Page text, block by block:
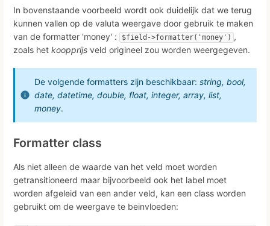
In bovenstaande voorbeeld wordt ook duidelijk dat we terug
kunnen vallen op de valuta weergave door gebruik te maken
van de formatter 'money' :
$field->formatter('money') ,
zoals het koopprijs veld origineel zou worden weergegeven.
De volgende formatters zijn beschikbaar: string, bool,
date, datetime, double, float, integer, array, list,
money.
Formatter class
Als niet alleen de waarde van het veld moet worden
getransitioneerd maar bijvoorbeeld ook het label moet
worden afgeleid van een ander veld, kan een class worden
gebruikt om de weergave te beinvloeden: